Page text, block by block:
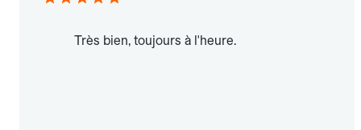
Très bien, toujours à l'heure.